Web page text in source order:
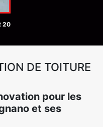
20
DE TOITURE
pour les
et ses